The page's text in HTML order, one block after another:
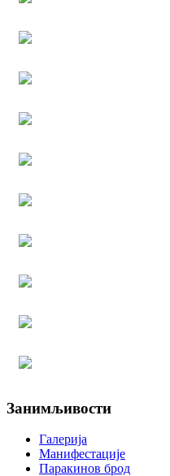
Занимљивости
Галерија
Манифестације
Паракинов брод